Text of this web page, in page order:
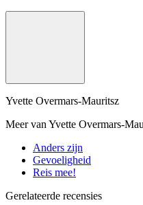
Yvette Overmars-Mauritsz
Meer van Yvette Overmars-
Anders zijn
Gevoeligheid
Reis mee!
Gerelateerde recensies